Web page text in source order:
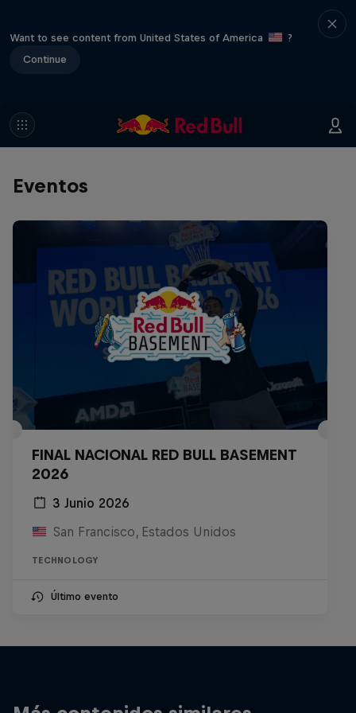
Want to see content from United States of America
?
Continue
Eventos
FINAL NACIONAL RED BULL BASEMENT
2026
3 Junio 2026
San Francisco, Estados Unidos
TECHNOLOGY
Último evento